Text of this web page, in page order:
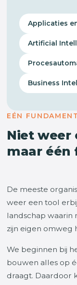
Applicaties
Artificial
Business
EÉN FUNDAMENT
Niet weer
maar
De meeste
weer een tool
landschap waarin
zijn eigen omweg
We beginnen bij
bouwen alles op
draagt. Daardoor